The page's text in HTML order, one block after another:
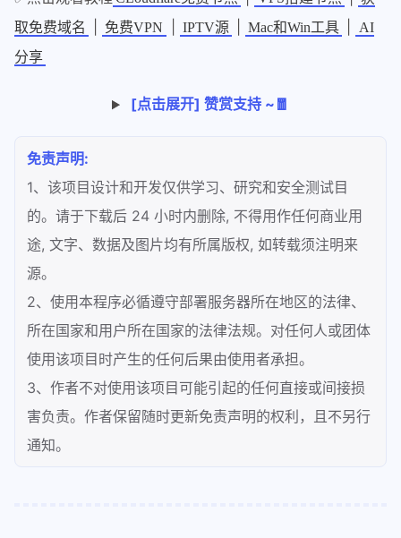
取免费域名
免费VPN IPTV源 Mac和Win工具
AI
分享
[点击展开] 赞赏支持 ~🧧
免责声明:
1、该项目设计和开发仅供学习、研究和安全测试目
的。请于下载后 24 小时内删除, 不得用作任何商业用
途, 文字、数据及图片均有所属版权, 如转载须注明来
源。
2、使用本程序必循遵守部署服务器所在地区的法律、
所在国家和用户所在国家的法律法规。对任何人或团体
使用该项目时产生的任何后果由使用者承担。
3、作者不对使用该项目可能引起的任何直接或间接损
害负责。作者保留随时更新免责声明的权利，且不另行
通知。